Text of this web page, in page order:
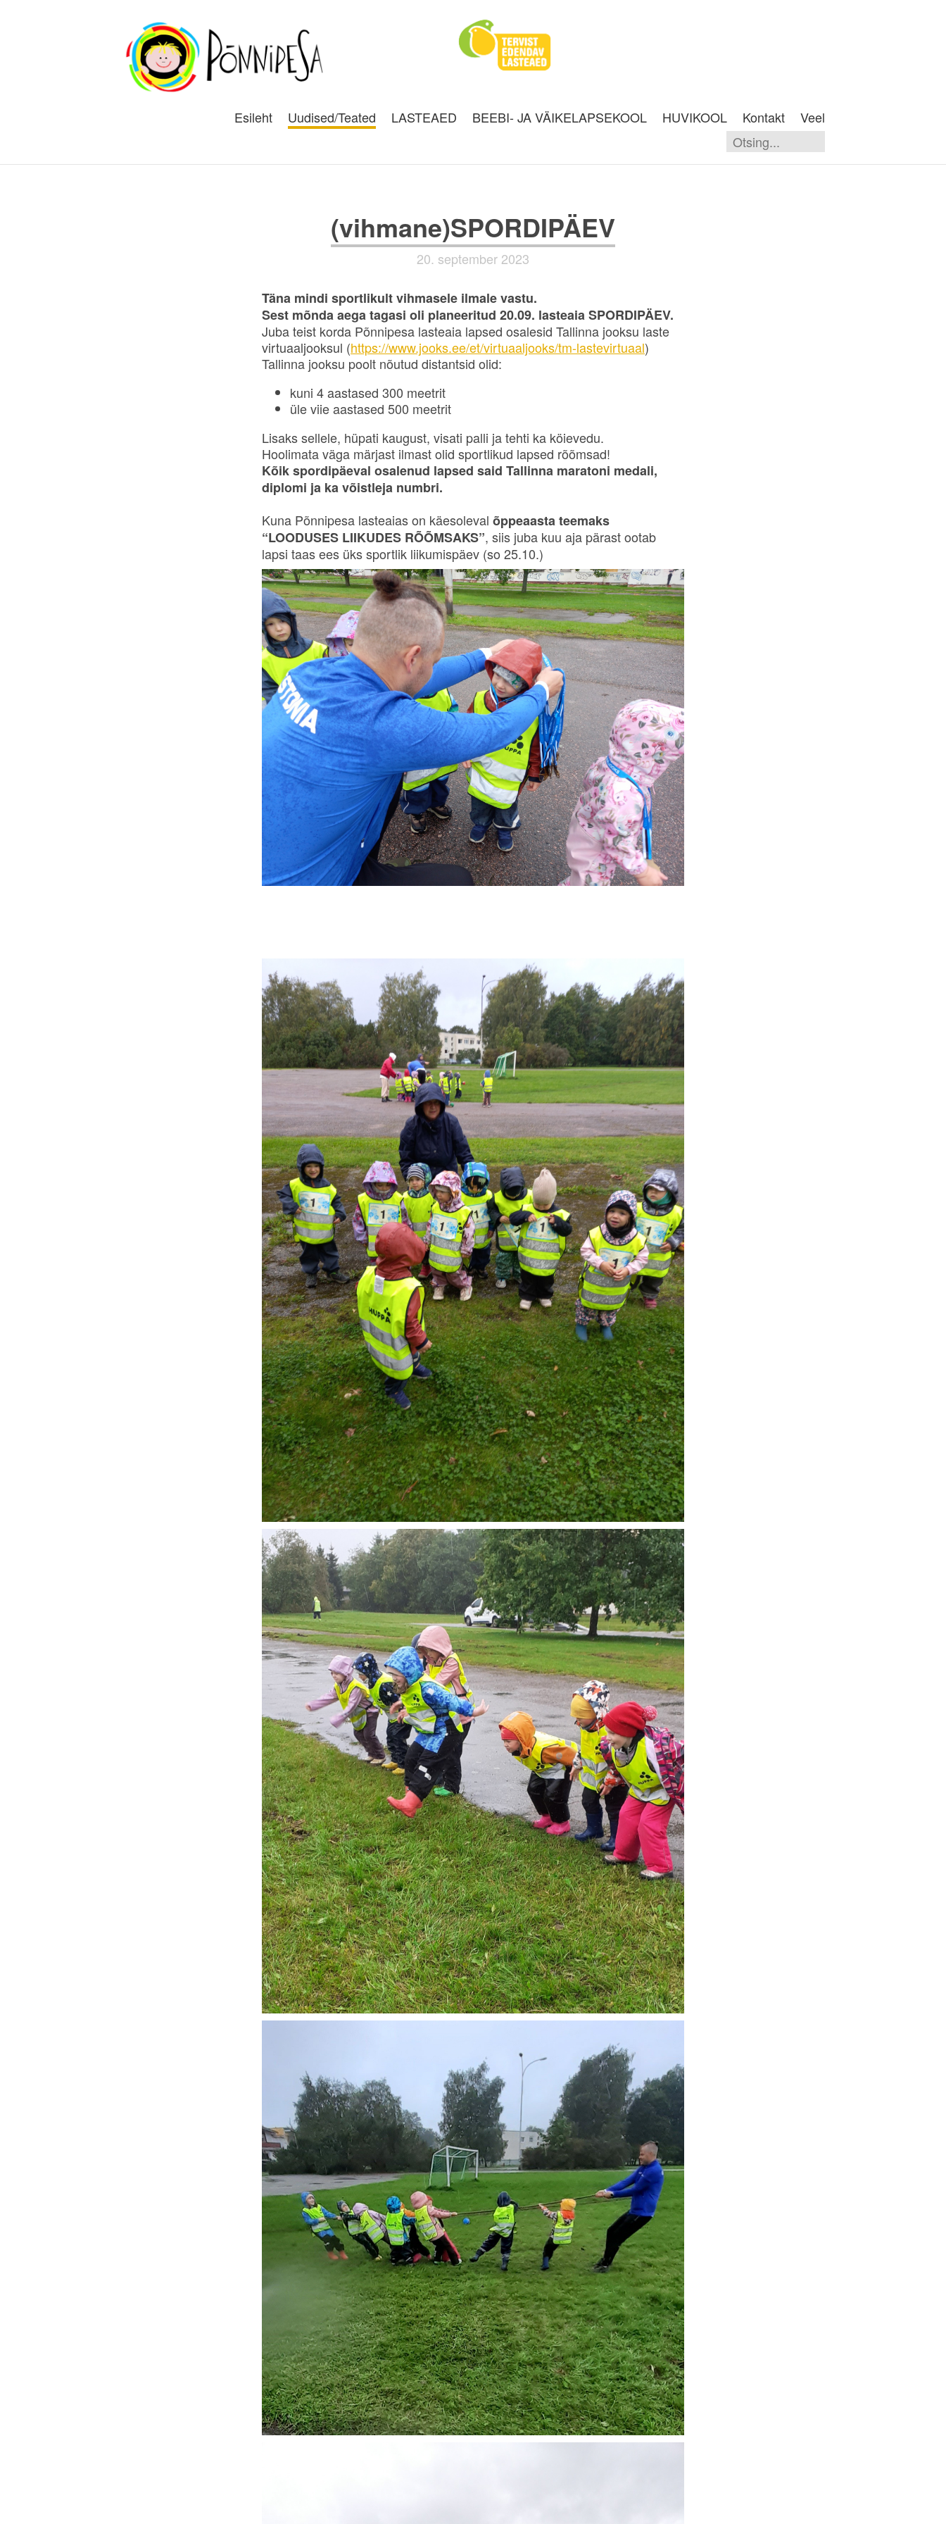
Esileht Uudised/Teated LASTEAED BEEBI- JA VÄIKELAPSEKOOL HUVIKOOL Kontakt Veel
(vihmane)SPORDIPÄEV
20. september 2023
Täna mindi sportlikult vihmasele ilmale vastu.
Sest mõnda aega tagasi oli planeeritud 20.09. lasteaia SPORDIPÄEV.
Juba teist korda Põnnipesa lasteaia lapsed osalesid Tallinna jooksu laste
virtuaaljooksul (https://www.jooks.ee/et/virtuaaljooks/tm-lastevirtuaal)
Tallinna jooksu poolt nõutud distantsid olid:
kuni 4 aastased 300 meetrit
üle viie aastased 500 meetrit
Lisaks sellele, hüpati kaugust, visati palli ja tehti ka köievedu.
Hoolimata väga märjast ilmast olid sportlikud lapsed rõõmsad!
Kõik spordipäeval osalenud lapsed said Tallinna maratoni medali,
diplomi ja ka võistleja numbri.
Kuna Põnnipesa lasteaias on käesoleval õppeaasta teemaks
“LOODUSES LIIKUDES RÕÕMSAKS”, siis juba kuu aja pärast ootab
lapsi taas ees üks sportlik liikumispäev (so 25.10.)